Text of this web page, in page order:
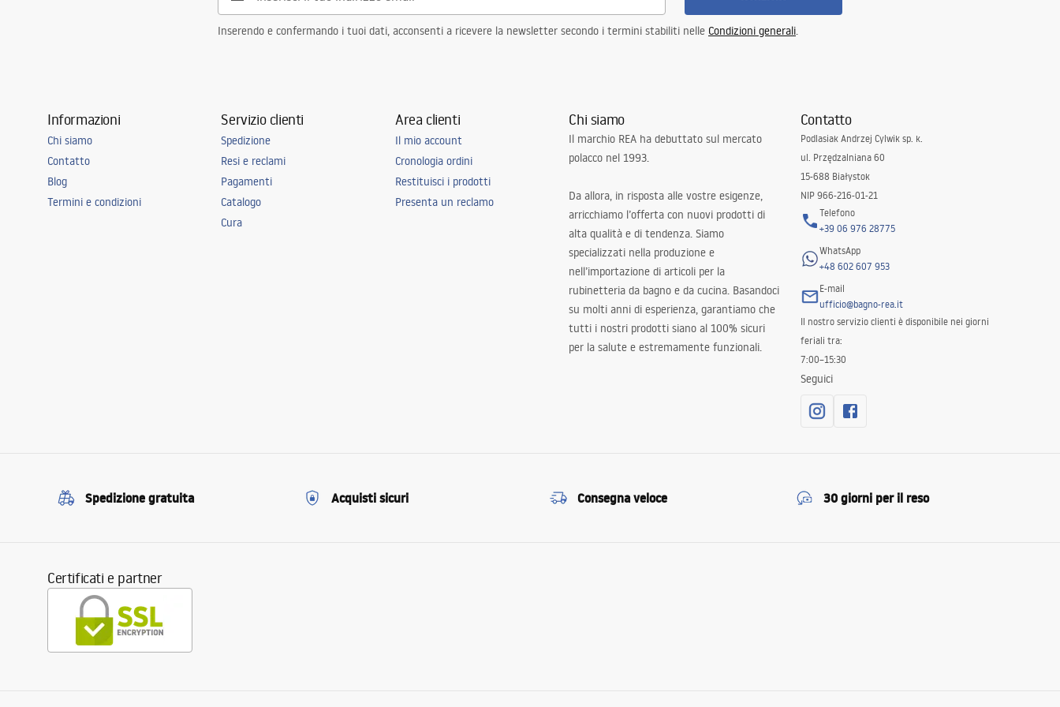
Inserendo e confermando i tuoi dati, acconsenti a ricevere la newsletter secondo i termini stabiliti nelle Condizioni generali.
Informazioni
Chi siamo
Contatto
Blog
Termini e condizioni
Servizio clienti
Spedizione
Resi e reclami
Pagamenti
Catalogo
Cura
Area clienti
Il mio account
Cronologia ordini
Restituisci i prodotti
Presenta un reclamo
Chi siamo
Il marchio REA ha debuttato sul mercato
polacco nel 1993.
Da allora, in risposta alle vostre esigenze,
arricchiamo l’offerta con nuovi prodotti di
alta qualità e di tendenza. Siamo
specializzati nella produzione e
nell’importazione di articoli per la
rubinetteria da bagno e da cucina. Basandoci
su molti anni di esperienza, garantiamo che
tutti i nostri prodotti siano al 100% sicuri
per la salute e estremamente funzionali.
Contatto
Podlasiak Andrzej Cylwik sp. k.
ul. Przędzalniana 60
15-688 Białystok
NIP 966-216-01-21
Telefono
+39 06 976 28775
WhatsApp
+48 602 607 953
E-mail
ufficio@bagno-rea.it
Il nostro servizio clienti è disponibile nei giorni
feriali tra:
7:00–15:30
Seguici
Spedizione gratuita Acquisti sicuri Consegna veloce 30 giorni per il reso
Certificati e partner